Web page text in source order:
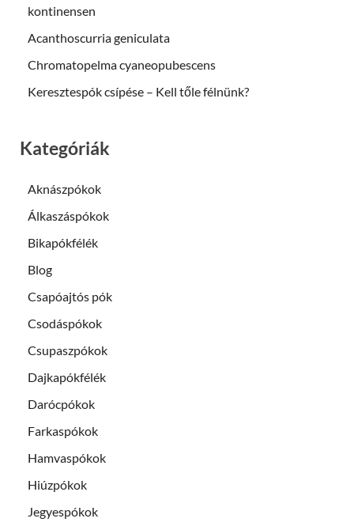
kontinensen
Acanthoscurria geniculata
Chromatopelma cyaneopubescens
Keresztespók csípése – Kell tőle félnünk?
Kategóriák
Aknászpókok
Álkaszáspókok
Bikapókfélék
Blog
Csapóajtós pók
Csodáspókok
Csupaszpókok
Dajkapókfélék
Darócpókok
Farkaspókok
Hamvaspókok
Hiúzpókok
Jegyespókok